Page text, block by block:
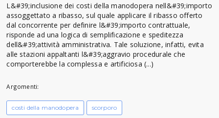
L&#39;inclusione dei costi della manodopera nell&#39;importo
assoggettato a ribasso, sul quale applicare il ribasso offerto
dal concorrente per definire l&#39;importo contrattuale,
risponde ad una logica di semplificazione e speditezza
dell&#39;attività amministrativa. Tale soluzione, infatti, evita
alle stazioni appaltanti l&#39;aggravio procedurale che
comporterebbe la complessa e artificiosa (...)
Argomenti:
costi della manodopera scorporo